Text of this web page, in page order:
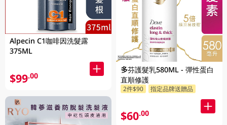
Alpecin C1咖啡因洗髮露
375ML
$99.00
多芬護髮乳580ML - 彈性蛋白
直順修護
2件$90 指定品牌送贈品
$60.00